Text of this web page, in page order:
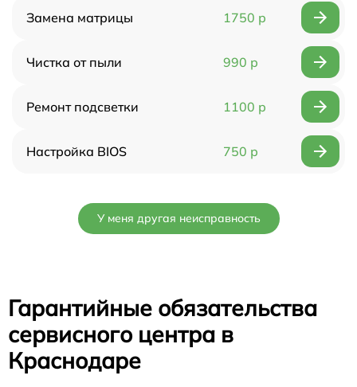
Замена матрицы 1750 р
Чистка от пыли 990 р
Ремонт подсветки 1100 р
Настройка BIOS 750 р
У меня другая неисправность
Гарантийные обязательства
сервисного центра в
Краснодаре